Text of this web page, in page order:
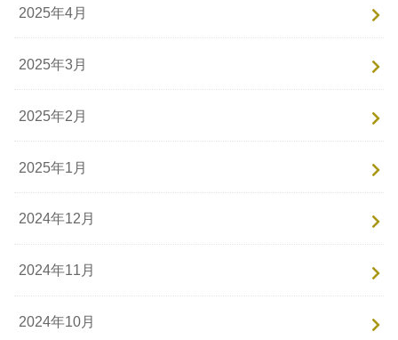
2025年4月
2025年3月
2025年2月
2025年1月
2024年12月
2024年11月
2024年10月